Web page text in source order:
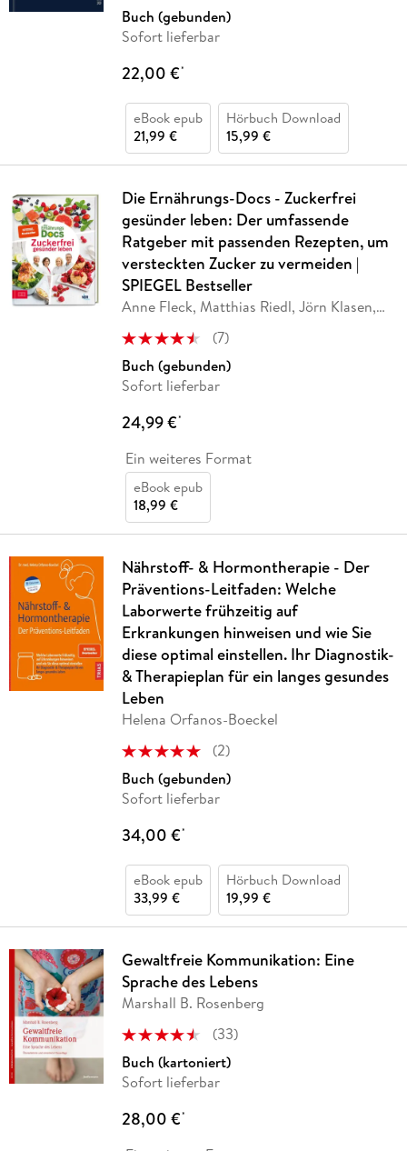
Buch (gebunden)
Sofort lieferbar
22,00 €*
eBook epub
21,99 €
Hörbuch Download
15,99 €
Die Ernährungs-Docs - Zuckerfrei
gesünder leben: Der umfassende
Ratgeber mit passenden Rezepten, um
versteckten Zucker zu vermeiden |
SPIEGEL Bestseller
Anne Fleck, Matthias Riedl, Jörn Klasen,
(7)
Buch (gebunden)
Sofort lieferbar
24,99 €*
Ein weiteres Format
eBook epub
18,99 €
Nährstoff- & Hormontherapie - Der
Präventions-Leitfaden: Welche
Laborwerte frühzeitig auf
Erkrankungen hinweisen und wie Sie
diese optimal einstellen. Ihr Diagnostik-
& Therapieplan für ein langes gesundes
Leben
Helena Orfanos-Boeckel
(2)
Buch (gebunden)
Sofort lieferbar
34,00 €*
eBook epub
33,99 €
Hörbuch Download
19,99 €
Gewaltfreie Kommunikation: Eine
Sprache des Lebens
Marshall B. Rosenberg
(33)
Buch (kartoniert)
Sofort lieferbar
28,00 €*